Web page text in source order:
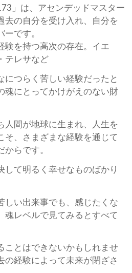
」は、アセンデッドマスター
の自分を受け入れ、自分を
ーです。
を持つ高次の存在。イエ
テレサなど
につらく苦しい経験だったと
魂にとってかけがえのない財
人間が地球に生まれ、人生を
そ、さまざまな経験を通じて
からです。
して明るく幸せなものばかり
しい出来事でも、感じたくな
魂レベルで見てみるとすべて
ことはできないかもしれませ
の経験によって未来が閉ざさ